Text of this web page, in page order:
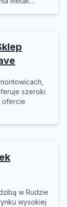
szeroki
ofercie
w Rudzie
wysokiej